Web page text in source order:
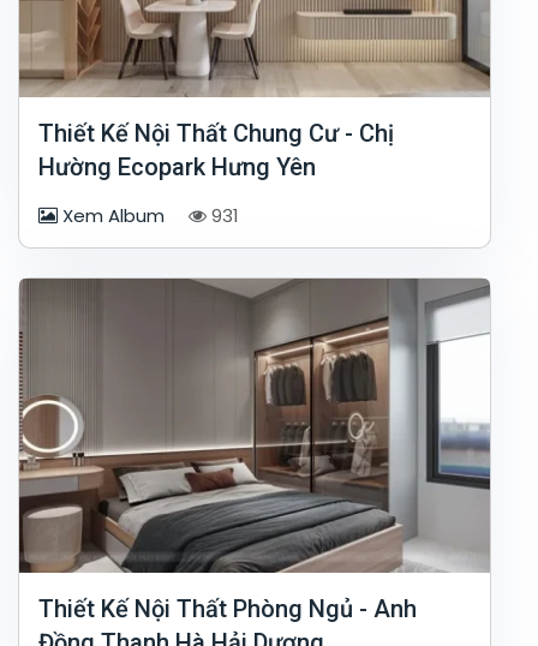
Thiết Kế Nội Thất Chung Cư - Chị
Hường Ecopark Hưng Yên
Xem Album 931
Thiết Kế Nội Thất Phòng Ngủ - Anh